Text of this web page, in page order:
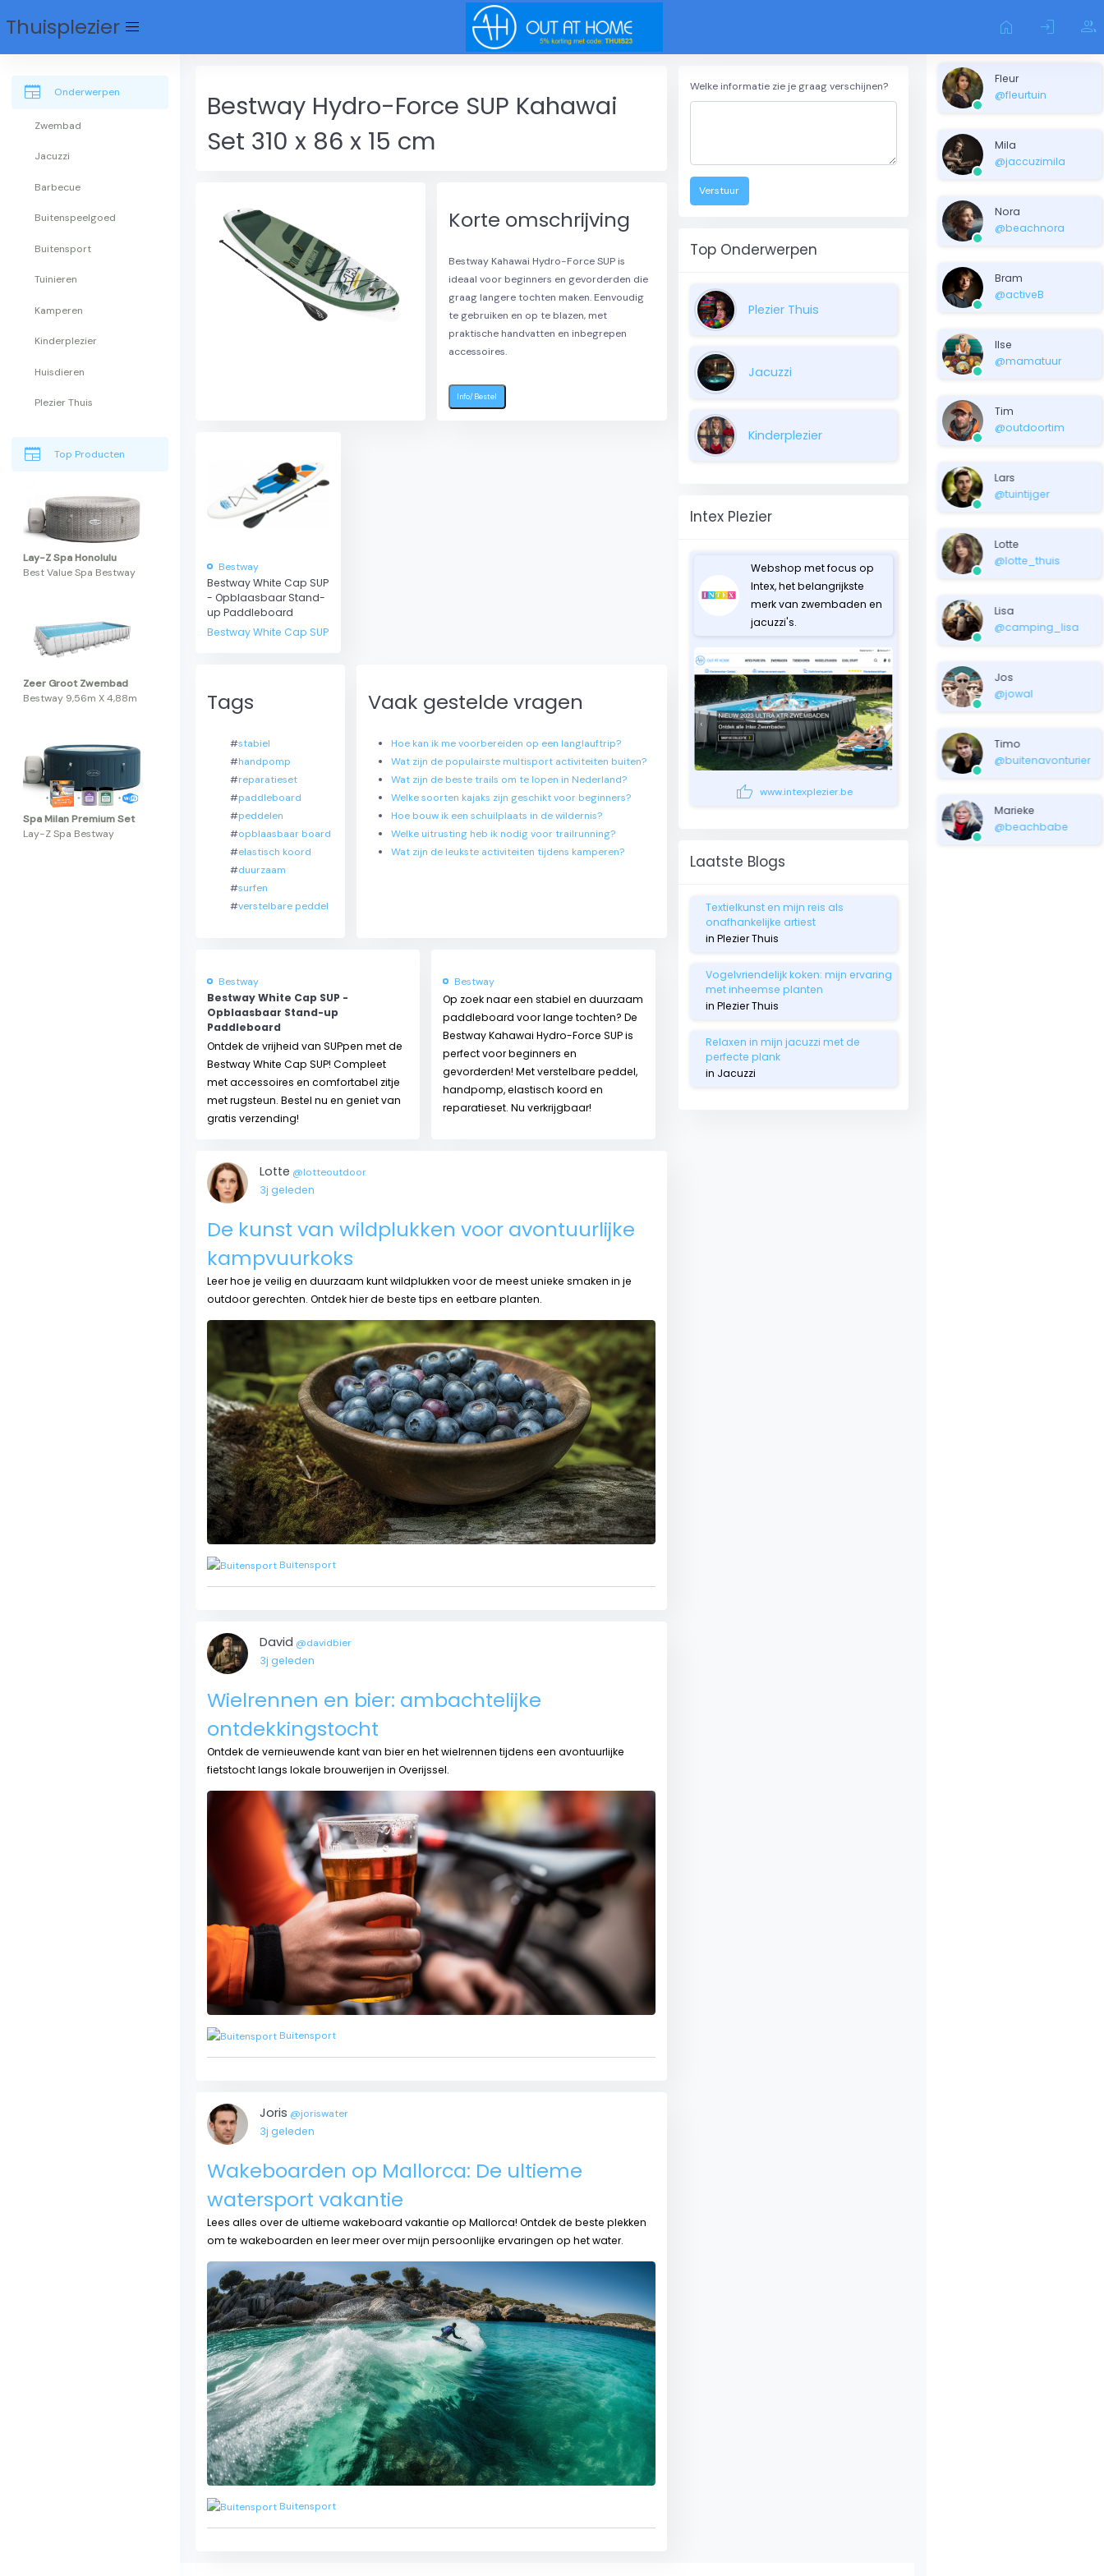
Thuisplezier menu home login group
newspaper Onderwerpen
Zwembad
Jacuzzi
Barbecue
Buitenspeelgoed
Buitensport
Tuinieren
Kamperen
Kinderplezier
Huisdieren
Plezier Thuis
newspaper Top Producten
Lay-Z Spa Honolulu
Best Value Spa Bestway
Zeer Groot Zwembad
Bestway 9,56m X 4,88m
Spa Milan Premium Set
Lay-Z Spa Bestway
Bestway Hydro-Force SUP Kahawai
Set 310 x 86 x 15 cm
Korte omschrijving
Bestway Kahawai Hydro-Force SUP is
ideaal voor beginners en gevorderden die
graag langere tochten maken. Eenvoudig
te gebruiken en op te blazen, met
praktische handvatten en inbegrepen
accessoires.
Info/Bestel
Bestway
Bestway White Cap SUP
- Opblaasbaar Stand-
up Paddleboard
Bestway White Cap SUP
Tags
#stabiel
#handpomp
#reparatieset
#paddleboard
#peddelen
#opblaasbaar board
#elastisch koord
#duurzaam
#surfen
#verstelbare peddel
Vaak gestelde vragen
Hoe kan ik me voorbereiden op een langlauftrip?
Wat zijn de populairste multisport activiteiten buiten?
Wat zijn de beste trails om te lopen in Nederland?
Welke soorten kajaks zijn geschikt voor beginners?
Hoe bouw ik een schuilplaats in de wildernis?
Welke uitrusting heb ik nodig voor trailrunning?
Wat zijn de leukste activiteiten tijdens kamperen?
Bestway
Bestway White Cap SUP -
Opblaasbaar Stand-up
Paddleboard
Ontdek de vrijheid van SUPpen met de
Bestway White Cap SUP! Compleet
met accessoires en comfortabel zitje
met rugsteun. Bestel nu en geniet van
gratis verzending!
Bestway
Op zoek naar een stabiel en duurzaam
paddleboard voor lange tochten? De
Bestway Kahawai Hydro-Force SUP is
perfect voor beginners en
gevorderden! Met verstelbare peddel,
handpomp, elastisch koord en
reparatieset. Nu verkrijgbaar!
Lotte @lotteoutdoor
3j geleden
De kunst van wildplukken voor avontuurlijke
kampvuurkoks
Leer hoe je veilig en duurzaam kunt wildplukken voor de meest unieke smaken in je
outdoor gerechten. Ontdek hier de beste tips en eetbare planten.
Buitensport
David @davidbier
3j geleden
Wielrennen en bier: ambachtelijke
ontdekkingstocht
Ontdek de vernieuwende kant van bier en het wielrennen tijdens een avontuurlijke
fietstocht langs lokale brouwerijen in Overijssel.
Buitensport
Joris @joriswater
3j geleden
Wakeboarden op Mallorca: De ultieme
watersport vakantie
Lees alles over de ultieme wakeboard vakantie op Mallorca! Ontdek de beste plekken
om te wakeboarden en leer meer over mijn persoonlijke ervaringen op het water.
Buitensport
Welke informatie zie je graag verschijnen?
Verstuur
Top Onderwerpen
Plezier Thuis
Jacuzzi
Kinderplezier
Intex Plezier
Webshop met focus op
Intex, het belangrijkste
merk van zwembaden en
jacuzzi's.
thumb_up www.intexplezier.be
Laatste Blogs
Textielkunst en mijn reis als
onafhankelijke artiest
in Plezier Thuis
Vogelvriendelijk koken: mijn ervaring
met inheemse planten
in Plezier Thuis
Relaxen in mijn jacuzzi met de
perfecte plank
in Jacuzzi
Fleur
@fleurtuin
Mila
@jaccuzimila
Nora
@beachnora
Bram
@activeB
Ilse
@mamatuur
Tim
@outdoortim
Lars
@tuintijger
Lotte
@lotte_thuis
Lisa
@camping_lisa
Jos
@jowal
Timo
@buitenavonturier
Marieke
@beachbabe